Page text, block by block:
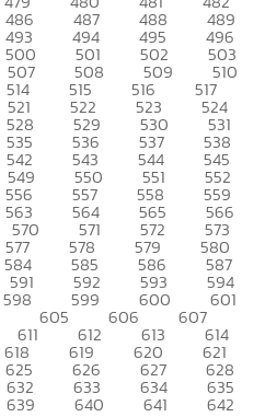
486 487 488 489
493 494 495 496
500 501 502 503
507 508 509 510
514 515 516 517
521 522 523 524
528 529 530 531
535 536 537 538
542 543 544 545
549 550 551 552
556 557 558 559
563 564 565 566
570 571 572 573
577 578 579 580
584 585 586 587
591 592 593 594
598 599 600 601
605 606 607
611 612 613 614
618 619 620 621
625 626 627 628
632 633 634 635
639 640 641 642